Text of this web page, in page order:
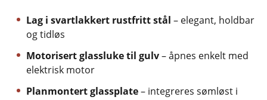
Lag i svartlakkert rustfritt stål – elegant, holdbar
og tidløs
Motorisert glassluke til gulv– åpnes enkelt med
elektrisk motor
Planmontert glassplate– integreres sømløst i